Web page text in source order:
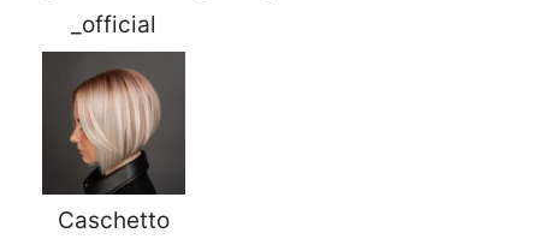
_official
Caschetto